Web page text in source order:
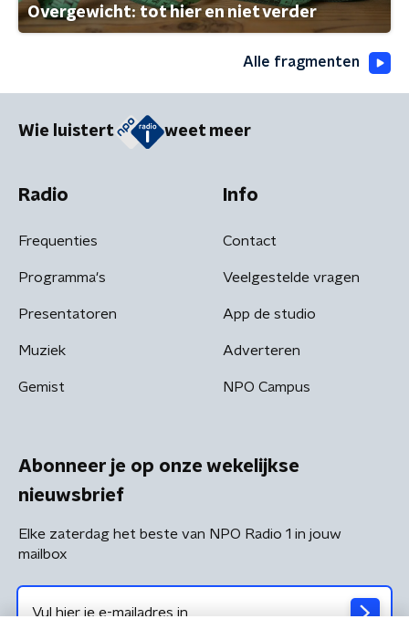
Overgewicht: tot hier en niet verder
Alle fragmenten
Wie luistert weet meer
Radio
Frequenties
Programma's
Presentatoren
Muziek
Gemist
Info
Contact
Veelgestelde vragen
App de studio
Adverteren
NPO Campus
Abonneer je op onze wekelijkse
nieuwsbrief
Elke zaterdag het beste van NPO Radio 1 in jouw
mailbox